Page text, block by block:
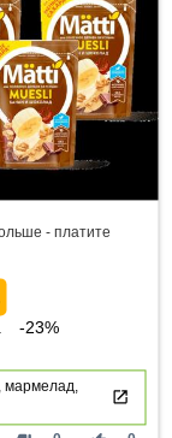
- платите
-23%
мармелад,